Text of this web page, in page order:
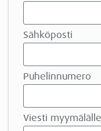
Sähköposti
Puhelinnumero
Viesti myymälälle